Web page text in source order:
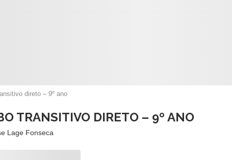
direto – 9º ano
TRANSITIVO DIRETO – 9º ANO
Lage Fonseca